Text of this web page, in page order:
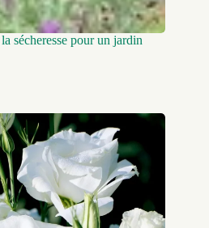
sécheresse pour un jardin